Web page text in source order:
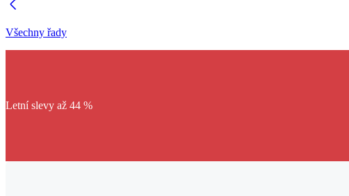
Všechny řady
Letní slevy až 44 %